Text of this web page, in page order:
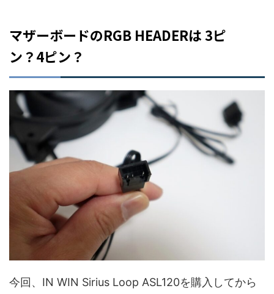
マザーボードのRGB HEADERは 3ピ
ン？4ピン？
今回、IN WIN Sirius Loop ASL120を購入してから